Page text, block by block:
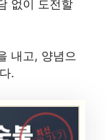
없이 도전할
내고, 양념으
.
최신